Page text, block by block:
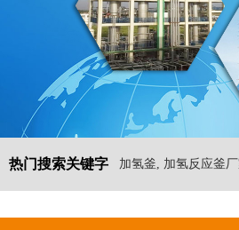
热门搜索关键字 加氢釜, 加氢反应釜